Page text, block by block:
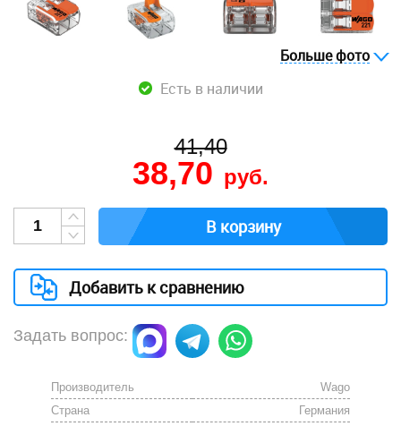
Больше фото
Есть в наличии
41,40
38,70 руб.
В корзину
Добавить к сравнению
Задать вопрос:
Производитель
Wago
Страна
Германия